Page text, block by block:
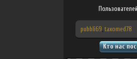
pubbli69, taxomed78
Кто нас